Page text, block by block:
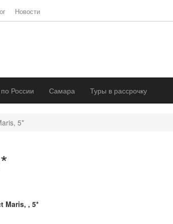
Новости
России Самара Туры в рассрочку
5*
Maris, , 5*